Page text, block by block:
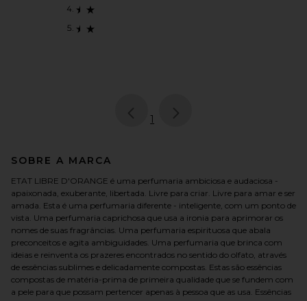
page
1
SOBRE A MARCA
ETAT LIBRE D'ORANGE é uma perfumaria ambiciosa e audaciosa -
apaixonada, exuberante, libertada. Livre para criar. Livre para amar e ser
amada. Esta é uma perfumaria diferente - inteligente, com um ponto de
vista. Uma perfumaria caprichosa que usa a ironia para aprimorar os
nomes de suas fragrâncias. Uma perfumaria espirituosa que abala
preconceitos e agita ambiguidades. Uma perfumaria que brinca com
ideias e reinventa os prazeres encontrados no sentido do olfato, através
de essências sublimes e delicadamente compostas. Estas são essências
compostas de matéria-prima de primeira qualidade que se fundem com
a pele para que possam pertencer apenas à pessoa que as usa. Essências